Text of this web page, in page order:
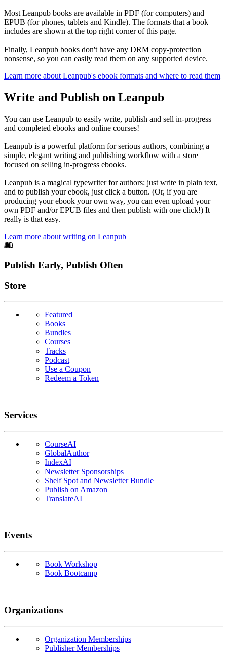
Most Leanpub books are available in PDF (for computers) and
EPUB (for phones, tablets and Kindle). The formats that a book
includes are shown at the top right corner of this page.
Finally, Leanpub books don't have any DRM copy-protection
nonsense, so you can easily read them on any supported device.
Learn more about Leanpub's ebook formats and where to read them
Write and Publish on Leanpub
You can use Leanpub to easily write, publish and sell in-progress
and completed ebooks and online courses!
Leanpub is a powerful platform for serious authors, combining a
simple, elegant writing and publishing workflow with a store
focused on selling in-progress ebooks.
Leanpub is a magical typewriter for authors: just write in plain text,
and to publish your ebook, just click a button. (Or, if you are
producing your ebook your own way, you can even upload your
own PDF and/or EPUB files and then publish with one click!) It
really is that easy.
Learn more about writing on Leanpub
Footer
Publish Early, Publish Often
Links
Store
Featured
Books
Bundles
Courses
Tracks
Podcast
Use a Coupon
Redeem a Token
Services
CourseAI
GlobalAuthor
IndexAI
Newsletter Sponsorships
Shelf Spot and Newsletter Bundle
Publish on Amazon
TranslateAI
Events
Book Workshop
Book Bootcamp
Organizations
Organization Memberships
Publisher Memberships